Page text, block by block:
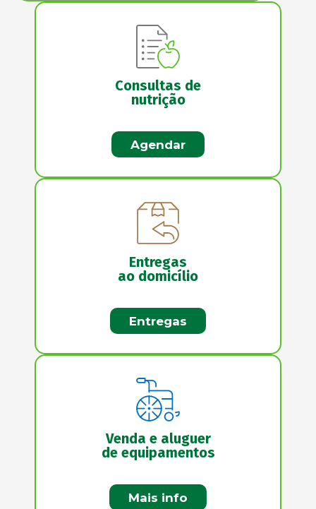
Consultas de
nutrição
Agendar
Entregas
ao domicílio
Entregas
Venda e aluguer
de equipamentos
Mais info